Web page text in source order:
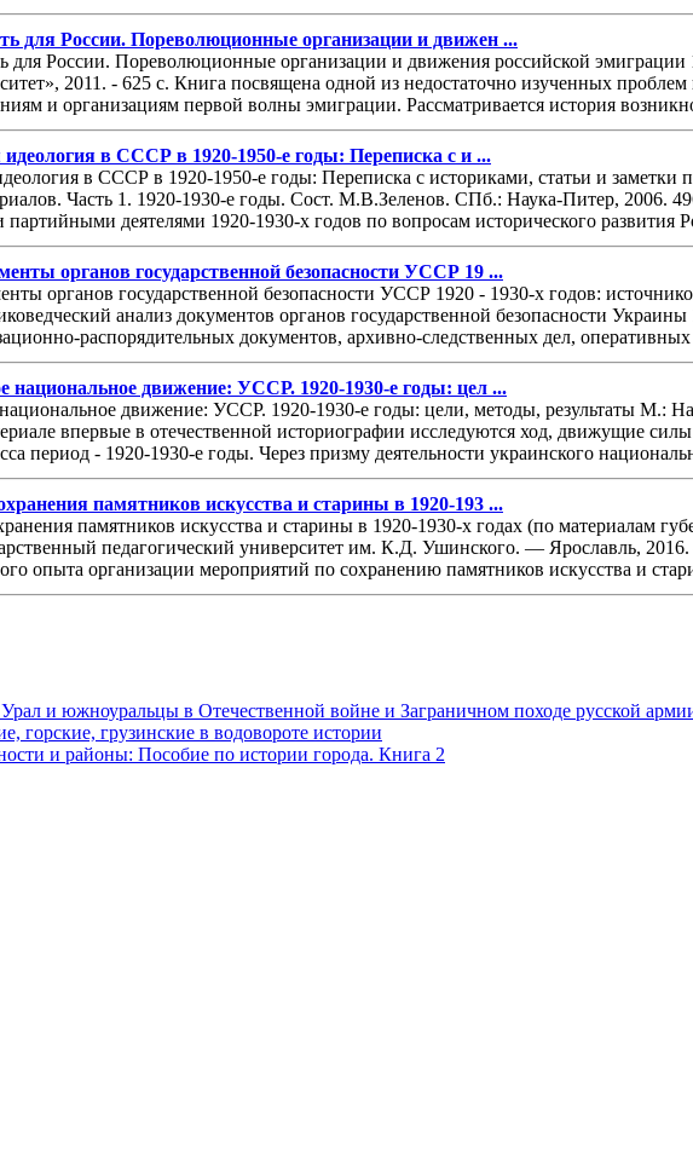
для России. Пореволюционные организации и движен ...
России. Пореволюционные организации и движения российской эмиграции
2011. - 625 с. Книга посвящена одной из недостаточно изученных проблем
и организациям первой волны эмиграции. Рассматривается история
в СССР в 1920-1950-е годы: Переписка с и ...
в СССР в 1920-1950-е годы: Переписка с историками, статьи и заметки
Часть 1. 1920-1930-е годы. Сост. М.В.Зеленов. СПб.: Наука-Питер, 2006.
деятелями 1920-1930-х годов по вопросам исторического развития
органов государственной безопасности УCCР 19 ...
органов государственной безопасности УCCР 1920 - 1930-х годов:
анализ документов органов государственной безопасности
распорядительных документов, архивно-следственных дел,
движение: УССР. 1920-1930-е годы: цел ...
движение: УССР. 1920-1930-е годы: цели, методы, результаты М.:
впервые в отечественной историографии исследуются ход, движущие
период - 1920-1930-е годы. Через призму деятельности украинского
памятников искусства и старины в 1920-193 ...
памятников искусства и старины в 1920-1930-х годах (по материалам
педагогический университет им. К.Д. Ушинского. — Ярославль,
опыта организации мероприятий по сохранению памятников искусства и
и южноуральцы в Отечественной войне и Заграничном походе русской
горские, грузинские в водовороте истории
и районы: Пособие по истории города. Книга 2